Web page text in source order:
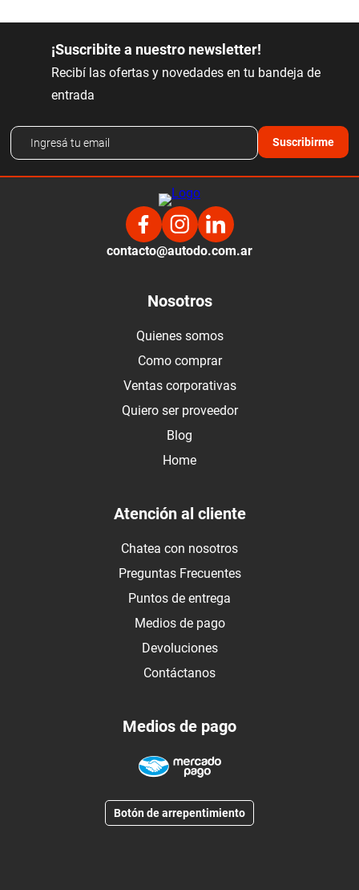
¡Suscribite a nuestro newsletter!
Recibí las ofertas y novedades en tu bandeja de
entrada
Suscribirme
contacto@autodo.com.ar
Nosotros
Quienes somos
Como comprar
Ventas corporativas
Quiero ser proveedor
Blog
Home
Atención al cliente
Chatea con nosotros
Preguntas Frecuentes
Puntos de entrega
Medios de pago
Devoluciones
Contáctanos
Medios de pago
Botón de arrepentimiento